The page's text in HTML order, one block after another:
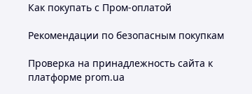
Как покупать с Пром-оплатой
Рекомендации по безопасным покупкам
Проверка на принадлежность сайта к
платформе prom.ua